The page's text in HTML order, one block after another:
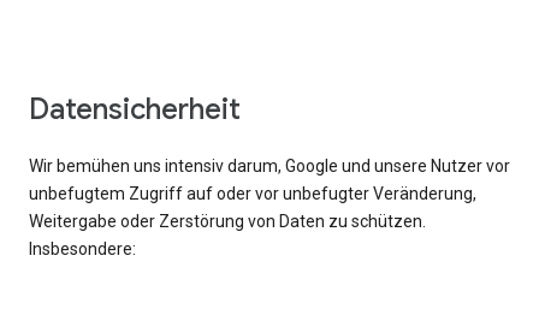
Datensicherheit
Wir bemühen uns intensiv darum, Google und unsere Nutzer vor
unbefugtem Zugriff auf oder vor unbefugter Veränderung,
Weitergabe oder Zerstörung von Daten zu schützen.
Insbesondere: